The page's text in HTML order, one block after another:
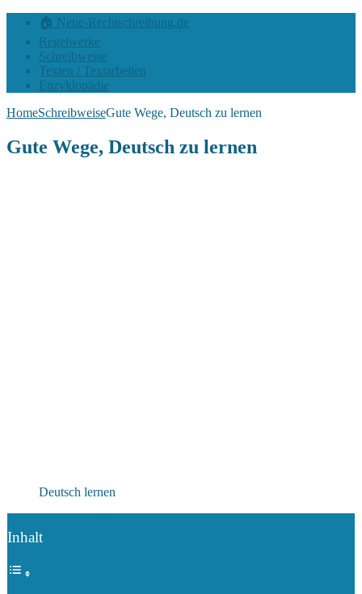
🏠 Neue-Rechtschreibung.de
Regelwerke
Schreibweise
Texten / Textarbeiten
Enzyklopädie
HomeSchreibweiseGute Wege, Deutsch zu lernen
Gute Wege, Deutsch zu lernen
Deutsch lernen
Inhalt